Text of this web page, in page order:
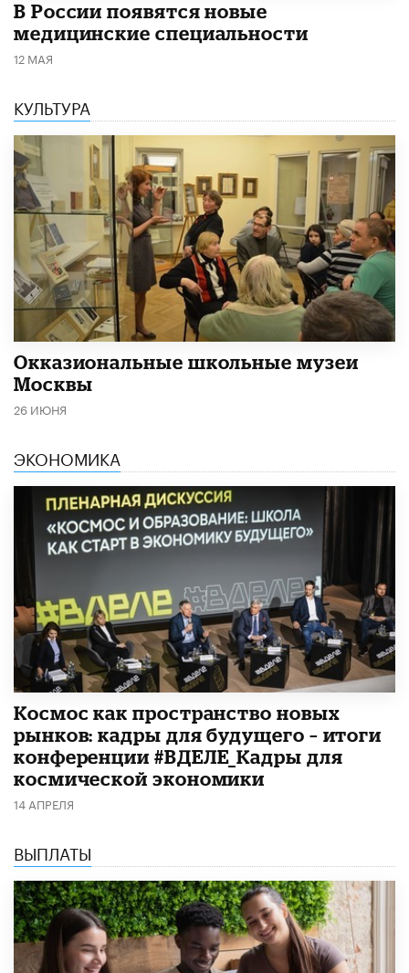
В России появятся новые
медицинские специальности
12 МАЯ
КУЛЬТУРА
​Окказиональные школьные музеи
Москвы
26 ИЮНЯ
ЭКОНОМИКА
Космос как пространство новых
рынков: кадры для будущего – итоги
конференции #ВДЕЛЕ_Кадры для
космической экономики
14 АПРЕЛЯ
ВЫПЛАТЫ